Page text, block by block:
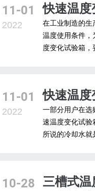
11-01
2022
快速温度
在工业制造的生
温度使用条件，
度变化试验箱
11-01
2022
快速温度
一部分用户在选
速温度变化试验
所说的冷却水就
10-28 三槽式温